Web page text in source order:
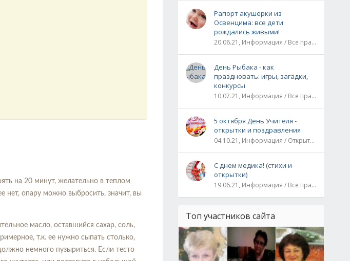
на 20 минут, желательно в теплом
нет, опару можно выбросить, значит, вы
масло, оставшийся сахар, соль,
т.к. ее нужно сыпать столько,
немного пузыриться. Если тесто
Рапорт акушерки из
Освенцима: все дети
рождались живыми!
20.06.21, Информация / Все праздники / Рассказы и истории
День Рыбака - как
праздновать: игры, загадки,
конкурсы
10.07.21, Информация / Все праздники
5 октября День Учителя -
открытки и поздравления
04.10.21, Информация / Открытки / Все праздники
С днем медика! (стихи и
открытки)
19.06.21, Информация / Все праздники
Топ участников сайта